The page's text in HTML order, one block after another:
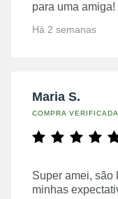
para uma amiga!
Há 2 semanas
Maria S.
COMPRA VERIFICADA
Super amei, são
minhas